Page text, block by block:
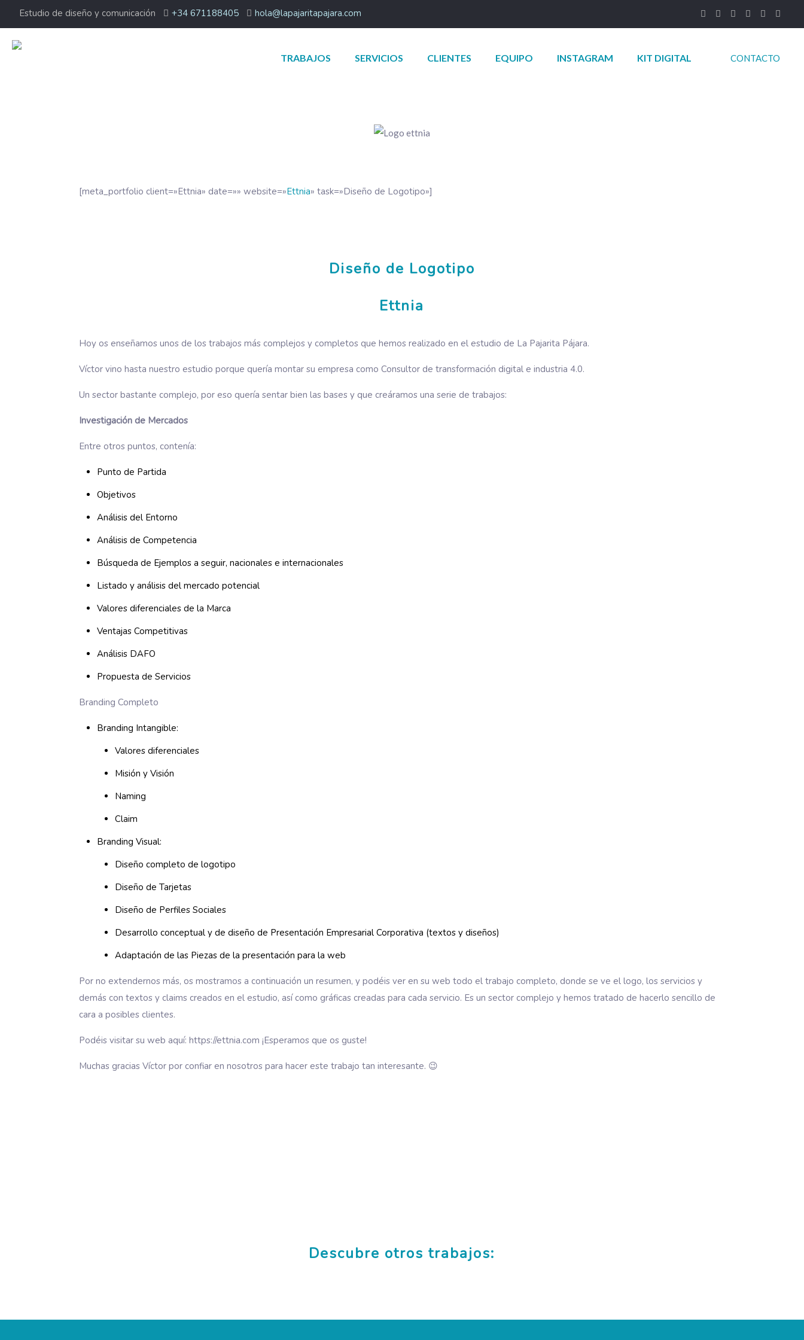
Estudio de diseño y comunicación +34 671188405 hola@lapajaritapajara.com
TRABAJOS SERVICIOS CLIENTES EQUIPO INSTAGRAM KIT DIGITAL CONTACTO
[meta_portfolio client=»Ettnia» date=»» website=»Ettnia» task=»Diseño de Logotipo»]
Diseño de Logotipo
Ettnia
Hoy os enseñamos unos de los trabajos más complejos y completos que hemos realizado en el estudio de La Pajarita Pájara.
Víctor vino hasta nuestro estudio porque quería montar su empresa como Consultor de transformación digital e industria 4.0.
Un sector bastante complejo, por eso quería sentar bien las bases y que creáramos una serie de trabajos:
Investigación de Mercados
Entre otros puntos, contenía:
Punto de Partida
Objetivos
Análisis del Entorno
Análisis de Competencia
Búsqueda de Ejemplos a seguir, nacionales e internacionales
Listado y análisis del mercado potencial
Valores diferenciales de la Marca
Ventajas Competitivas
Análisis DAFO
Propuesta de Servicios
Branding Completo
Branding Intangible:
Valores diferenciales
Misión y Visión
Naming
Claim
Branding Visual:
Diseño completo de logotipo
Diseño de Tarjetas
Diseño de Perfiles Sociales
Desarrollo conceptual y de diseño de Presentación Empresarial Corporativa (textos y diseños)
Adaptación de las Piezas de la presentación para la web
Por no extendernos más, os mostramos a continuación un resumen, y podéis ver en su web todo el trabajo completo, donde se ve el logo, los servicios y
demás con textos y claims creados en el estudio, así como gráficas creadas para cada servicio. Es un sector complejo y hemos tratado de hacerlo sencillo de
cara a posibles clientes.
Podéis visitar su web aquí: https://ettnia.com ¡Esperamos que os guste!
Muchas gracias Víctor por confiar en nosotros para hacer este trabajo tan interesante. 😉
Descubre otros trabajos: